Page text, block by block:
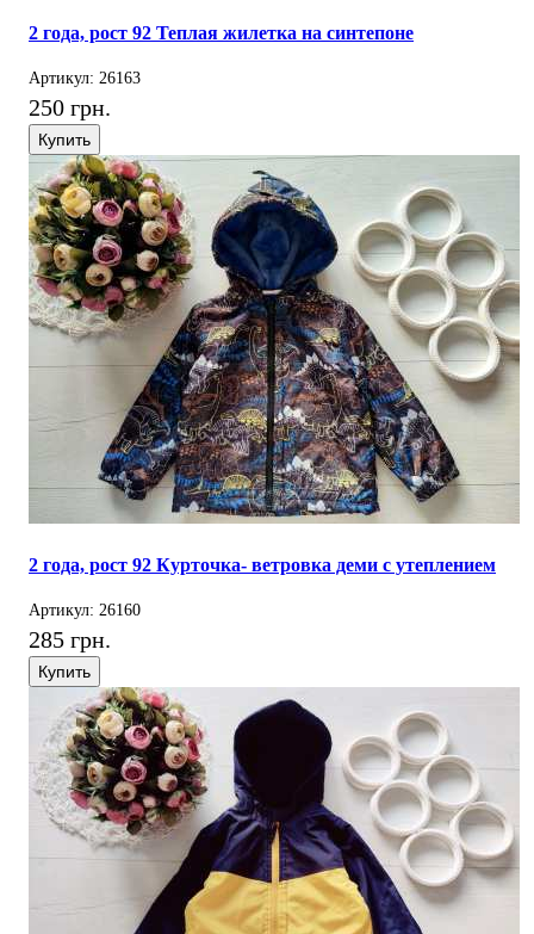
2 года, рост 92 Теплая жилетка на синтепоне
Артикул: 26163
250 грн.
Купить
2 года, рост 92 Курточка- ветровка деми с утеплением
Артикул: 26160
285 грн.
Купить